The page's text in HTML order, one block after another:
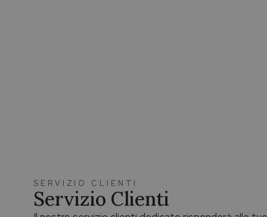
SERVIZIO CLIENTI
Servizio Clienti